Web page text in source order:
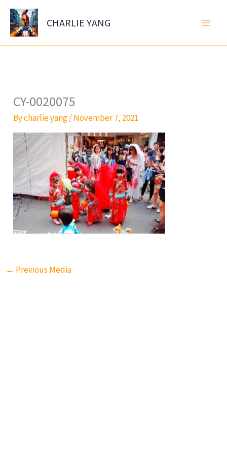
Skip
content
CHARLIE YANG
CY-0020075
Bycharlie yang/November 7, 2021
← Previous Media